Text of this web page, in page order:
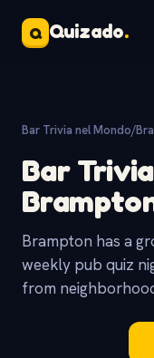
Q Quizado.
Bar Trivia nel Mondo/
Bar
Brampton has a
weekly pub quiz
from